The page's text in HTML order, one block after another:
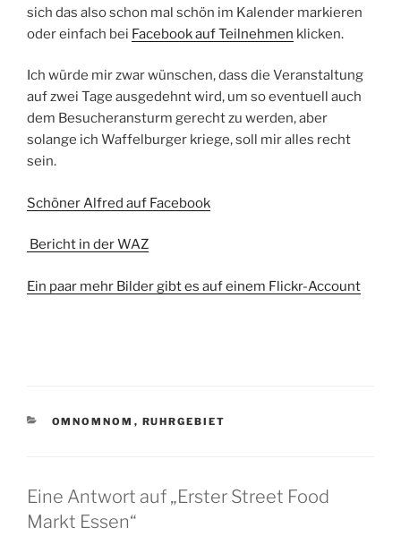
sich das also schon mal schön im Kalender markieren
oder einfach bei Facebook auf Teilnehmen klicken.
Ich würde mir zwar wünschen, dass die Veranstaltung
auf zwei Tage ausgedehnt wird, um so eventuell auch
dem Besucheransturm gerecht zu werden, aber
solange ich Waffelburger kriege, soll mir alles recht
sein.
Schöner Alfred auf Facebook
Bericht in der WAZ
Ein paar mehr Bilder gibt es auf einem Flickr-Account
KATEGORIEN
OMNOMNOM , RUHRGEBIET
Eine Antwort auf „Erster Street Food
Markt Essen“